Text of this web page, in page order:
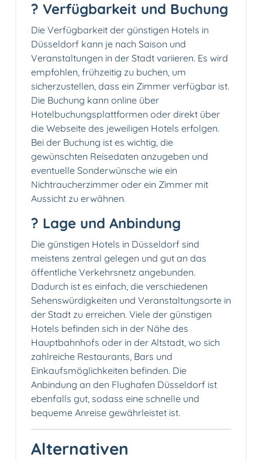
? Verfügbarkeit und Buchung
Die Verfügbarkeit der günstigen Hotels in
Düsseldorf kann je nach Saison und
Veranstaltungen in der Stadt variieren. Es wird
empfohlen, frühzeitig zu buchen, um
sicherzustellen, dass ein Zimmer verfügbar ist.
Die Buchung kann online über
Hotelbuchungsplattformen oder direkt über
die Webseite des jeweiligen Hotels erfolgen.
Bei der Buchung ist es wichtig, die
gewünschten Reisedaten anzugeben und
eventuelle Sonderwünsche wie ein
Nichtraucherzimmer oder ein Zimmer mit
Aussicht zu erwähnen.
? Lage und Anbindung
Die günstigen Hotels in Düsseldorf sind
meistens zentral gelegen und gut an das
öffentliche Verkehrsnetz angebunden.
Dadurch ist es einfach, die verschiedenen
Sehenswürdigkeiten und Veranstaltungsorte in
der Stadt zu erreichen. Viele der günstigen
Hotels befinden sich in der Nähe des
Hauptbahnhofs oder in der Altstadt, wo sich
zahlreiche Restaurants, Bars und
Einkaufsmöglichkeiten befinden. Die
Anbindung an den Flughafen Düsseldorf ist
ebenfalls gut, sodass eine schnelle und
bequeme Anreise gewährleistet ist.
Alternativen